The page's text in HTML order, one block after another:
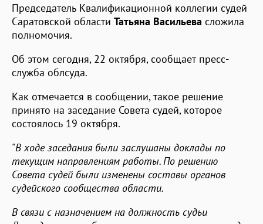
Председатель Квалификационной коллегии судей
Саратовской области Татьяна Васильева сложила
полномочия.
Об этом сегодня, 22 октября, сообщает пресс-
служба облсуда.
Как отмечается в сообщении, такое решение
принято на заседание Совета судей, которое
состоялось 19 октября.
"В ходе заседания были заслушаны доклады по
текущим направлениям работы. По решению
Совета судей были изменены составы органов
судейского сообщества области.
В связи с назначением на должность судьи